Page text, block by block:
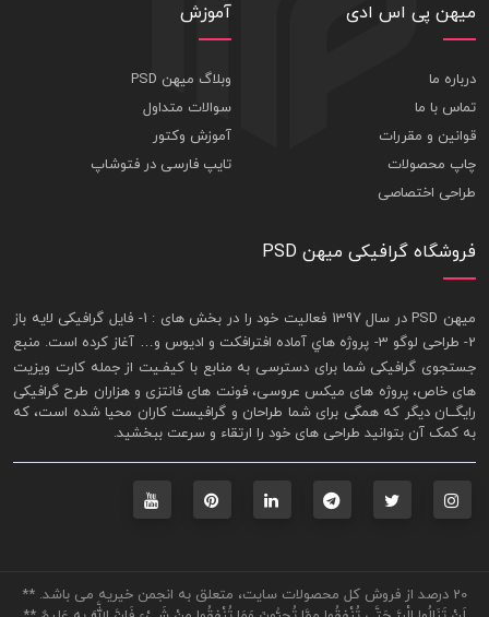
میهن پی اس ادی
درباره ما
تماس با ما
قوانین و مقررات
چاپ محصولات
طراحی اختصاصی
آموزش
وبلاگ میهن PSD
سوالات متداول
آموزش وکتور
تایپ فارسی در فتوشاپ
فروشگاه گرافیکی میهن PSD
ميهن PSD در سال 1397 فعاليت خود را در بخش های : 1-
فايل گرافيکی لايه باز
2- طراحی لوگو 3- پروژه هاي آماده افترافکت و اديوس و… آغاز کرده است. منبع
جستجوی گرافيکی شما برای دسترسی به منابع با کيفـيت از جملهکارت ويزيت
های خاص، پروژه های ميکس عروسی، فونت های فانتزی و هزاران طرح گرافیکی
رايگــان ديگر که همگی برای شما طراحان و گرافيست کاران محيا شده است، که
به کمک آن بتوانيد طراحی های خود را ارتقاء و سرعت ببخشيد.
20 درصد از فروش کل محصولات سایت، متعلق به انجمن خیریه می باشد. **